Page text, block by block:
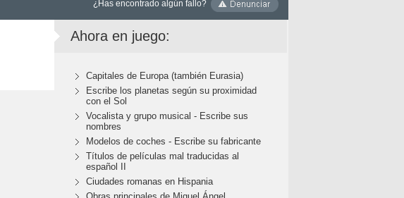
¿Has encontrado algún fallo?
Ahora en juego:
Capitales de Europa (también Eurasia)
Escribe los planetas según su proximidad
con el Sol
Vocalista y grupo musical - Escribe sus
nombres
Modelos de coches - Escribe su fabricante
Títulos de películas mal traducidas al
español II
Ciudades romanas en Hispania